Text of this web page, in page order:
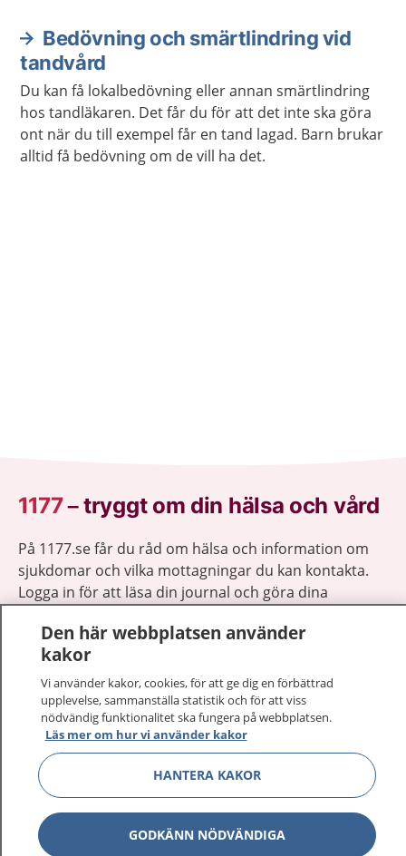
Bedövning och smärtlindring vid
tandvård
Du kan få lokalbedövning eller annan smärtlindring
hos tandläkaren. Det får du för att det inte ska göra
ont när du till exempel får en tand lagad. Barn brukar
alltid få bedövning om de vill ha det.
1177–tryggt om din hälsa och vård
På 1177.se får du råd om hälsa och information om
sjukdomar och vilka mottagningar du kan kontakta.
Logga in för att läsa din journal och göra dina
sjukvårdsrådgivning dygnet runt.
1177 ger dig råd när du vill må bättre.
1177 på flera språk Visa
Om 1177 Visa
Den här webbplatsen använder
kakor
Vi använder kakor, cookies, för att ge dig en förbättrad
upplevelse, sammanställa statistik och för att viss
nödvändig funktionalitet ska fungera på webbplatsen.
Läs mer om hur vi använder kakor
HANTERA KAKOR
GODKÄNN NÖDVÄNDIGA